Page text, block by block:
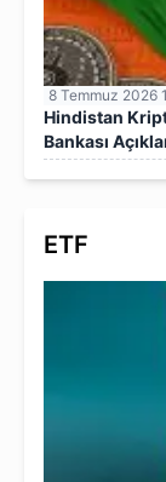
8 Temmuz 2026
Hindistan
Bankası
ETF